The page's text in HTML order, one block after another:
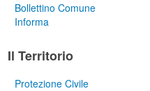
Bollettino Comune
Informa
Il Territorio
Protezione Civile